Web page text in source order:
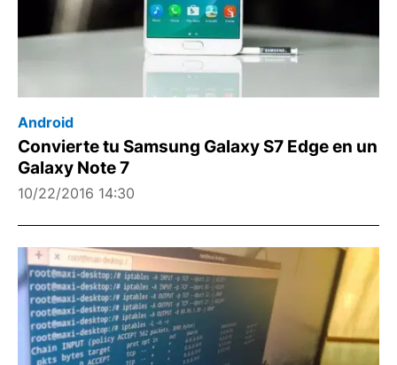
Android
Convierte tu Samsung Galaxy S7 Edge en un
Galaxy Note 7
10/22/2016 14:30